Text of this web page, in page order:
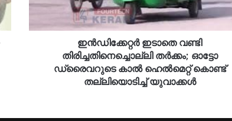
ഇൻഡിക്കേറ്റർ ഇടാതെ വണ്ടി
തിരിച്ചതിനെച്ചൊല്ലി തർക്കം; ഓട്ടോ
ഡ്രൈവറുടെ കാൽ ഹെൽമെറ്റ് കൊണ്ട്
തല്ലിയൊടിച്ച് യുവാക്കൾ